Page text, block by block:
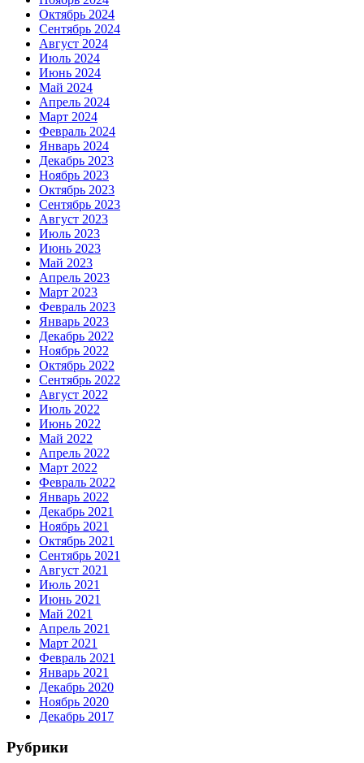
Октябрь 2024
Сентябрь 2024
Август 2024
Июль 2024
Июнь 2024
Май 2024
Апрель 2024
Март 2024
Февраль 2024
Январь 2024
Декабрь 2023
Ноябрь 2023
Октябрь 2023
Сентябрь 2023
Август 2023
Июль 2023
Июнь 2023
Май 2023
Апрель 2023
Март 2023
Февраль 2023
Январь 2023
Декабрь 2022
Ноябрь 2022
Октябрь 2022
Сентябрь 2022
Август 2022
Июль 2022
Июнь 2022
Май 2022
Апрель 2022
Март 2022
Февраль 2022
Январь 2022
Декабрь 2021
Ноябрь 2021
Октябрь 2021
Сентябрь 2021
Август 2021
Июль 2021
Июнь 2021
Май 2021
Апрель 2021
Март 2021
Февраль 2021
Январь 2021
Декабрь 2020
Ноябрь 2020
Декабрь 2017
Рубрики